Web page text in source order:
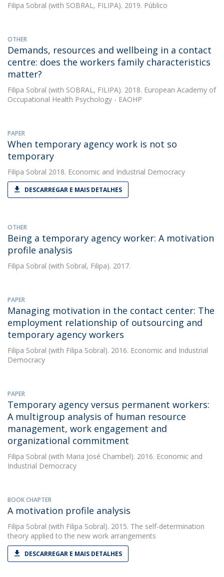
Filipa Sobral (with SOBRAL, FILIPA). 2019. Público
OTHER
Demands, resources and wellbeing in a contact
centre: does the workers family characteristics
matter?
Filipa Sobral (with SOBRAL, FILIPA). 2018. European Academy of
Occupational Health Psychology - EAOHP
PAPER
When temporary agency work is not so
temporary
Filipa Sobral 2018. Economic and Industrial Democracy
DESCARREGAR E MAIS DETALHES
OTHER
Being a temporary agency worker: A motivation
profile analysis
Filipa Sobral (with Sobral, Filipa). 2017.
PAPER
Managing motivation in the contact center: The
employment relationship of outsourcing and
temporary agency workers
Filipa Sobral (with Filipa Sobral). 2016. Economic and Industrial
Democracy
PAPER
Temporary agency versus permanent workers:
A multigroup analysis of human resource
management, work engagement and
organizational commitment
Filipa Sobral (with Maria José Chambel). 2016. Economic and
Industrial Democracy
BOOK CHAPTER
A motivation profile analysis
Filipa Sobral (with Filipa Sobral). 2015. The self-determination
theory applied to the new work arrangements
DESCARREGAR E MAIS DETALHES